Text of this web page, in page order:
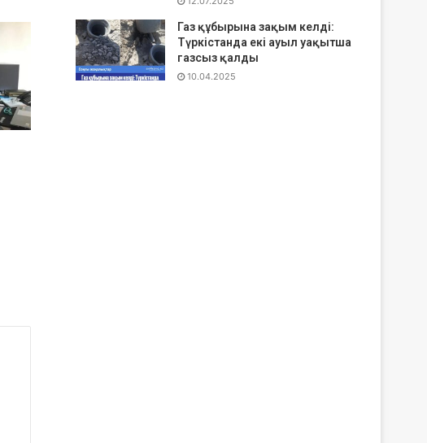
Газ құбырына зақым келді:
Түркістанда екі ауыл уақытша
газсыз қалды
10.04.2025